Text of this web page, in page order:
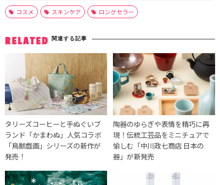
コスメ スキンケア ロングセラー
RELATED 関連する記事
タリーズコーヒーと手ぬぐいブ
ランド「かまわぬ」人気コラボ
「鳥獣戯画」シリーズの新作が
発売！
陶器のゆらぎや表情を精巧に再
現！伝統工芸品をミニチュアで
愉しむ「中川政七商店 日本の
器」が新発売